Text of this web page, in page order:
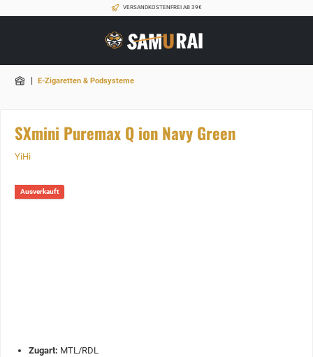
VERSANDKOSTENFREI AB 39€
| E-Zigaretten & Podsysteme
SXmini Puremax Q ion Navy Green
YiHi
Ausverkauft
Zugart: MTL/RDL